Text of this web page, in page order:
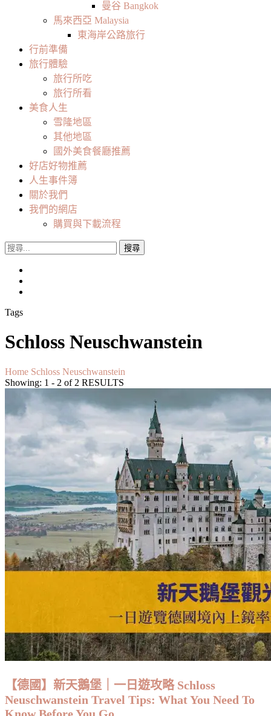
曼谷 Bangkok
馬來西亞 Malaysia
東海岸公路旅行
行前準備
旅行體驗
旅行所吃
旅行所看
美食人生
雪隆地區
其他地區
國外美食餐廳推薦
好店好物推薦
人生事件簿
關於我們
我們的網店
購買與下載流程
搜
Tags
Schloss Neuschwanstein
Home Schloss Neuschwanstein
Showing: 1 - 2 of 2 RESULTS
【德國】新天鵝堡｜一日遊攻略 Schloss
Neuschwanstein Travel Tips: What You Need To